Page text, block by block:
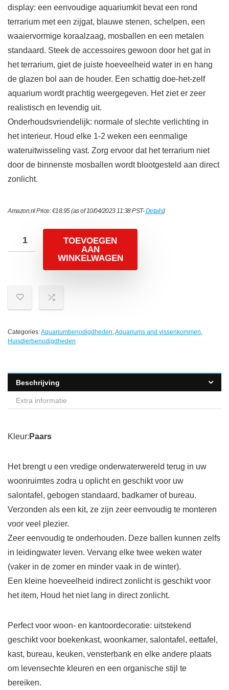
display: een eenvoudige aquariumkit bevat een rond
terrarium met een zijgat, blauwe stenen, schelpen, een
waaiervormige koraalzaag, mosballen en een metalen
standaard. Steek de accessoires gewoon door het gat in
het terrarium, giet de juiste hoeveelheid water in en hang
de glazen bol aan de houder. Een schattig doe-het-zelf
aquarium wordt prachtig weergegeven. Het ziet er zeer
realistisch en levendig uit.
Onderhoudsvriendelijk: normale of slechte verlichting in
het interieur. Houd elke 1-2 weken een eenmalige
wateruitwisseling vast. Zorg ervoor dat het terrarium niet
door de binnenste mosballen wordt blootgesteld aan direct
zonlicht.
Amazon.nl Price:€18.95(as of 10/04/2023 11:38 PST-Details)
TOEVOEGEN
AAN
WINKELWAGEN
Categories:Aquariumbenodigdheden,Aquariums and vissenkommen,
Huisdierbenodigdheden
Beschrijving
Extra informatie
Kleur: Paars
Het brengt u een vredige onderwaterwereld terug in uw
woonruimtes zodra u oplicht en geschikt voor uw
salontafel, gebogen standaard, badkamer of bureau.
Verzonden als een kit, ze zijn zeer eenvoudig te monteren
voor veel plezier.
Zeer eenvoudig te onderhouden. Deze ballen kunnen zelfs
in leidingwater leven. Vervang elke twee weken water
(vaker in de zomer en minder vaak in de winter).
Een kleine hoeveelheid indirect zonlicht is geschikt voor
het item, Houd het niet lang in direct zonlicht.
Perfect voor woon- en kantoordecoratie: uitstekend
geschikt voor boekenkast, woonkamer, salontafel, eettafel,
kast, bureau, keuken, vensterbank en elke andere plaats
om levensechte kleuren en een organische stijl te
bereiken.